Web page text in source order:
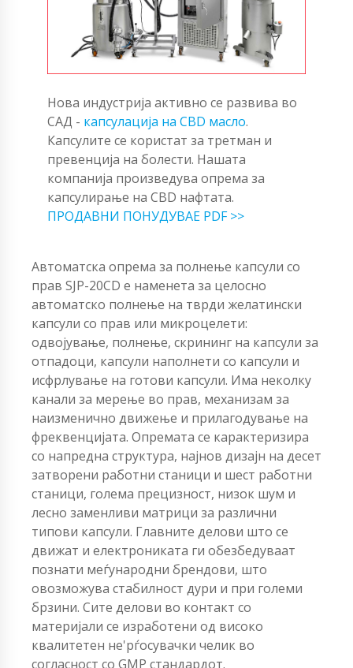
Нова индустрија активно се развива во
САД - капсулација на CBD масло.
Капсулите се користат за третман и
превенција на болести. Нашата
компанија произведува опрема за
капсулирање на CBD нафтата.
ПРОДАВНИ ПОНУДУВАЕ PDF >>
Автоматска опрема за полнење капсули со
прав SJP-20CD е наменета за целосно
автоматско полнење на тврди желатински
капсули со прав или микроцелети:
одвојување, полнење, скрининг на капсули за
отпадоци, капсули наполнети со капсули и
исфрлување на готови капсули. Има неколку
канали за мерење во прав, механизам за
наизменично движење и прилагодување на
фреквенцијата. Опремата се карактеризира
со напредна структура, најнов дизајн на десет
затворени работни станици и шест работни
станици, голема прецизност, низок шум и
лесно заменливи матрици за различни
типови капсули. Главните делови што се
движат и електрониката ги обезбедуваат
познати меѓународни брендови, што
овозможува стабилност дури и при големи
брзини. Сите делови во контакт со
материјали се изработени од високо
квалитетен не'рѓосувачки челик во
согласност со GMP стандардот.